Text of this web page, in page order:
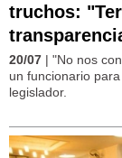
truchos:
20/07 | "No nos
un funcionario
legislador.